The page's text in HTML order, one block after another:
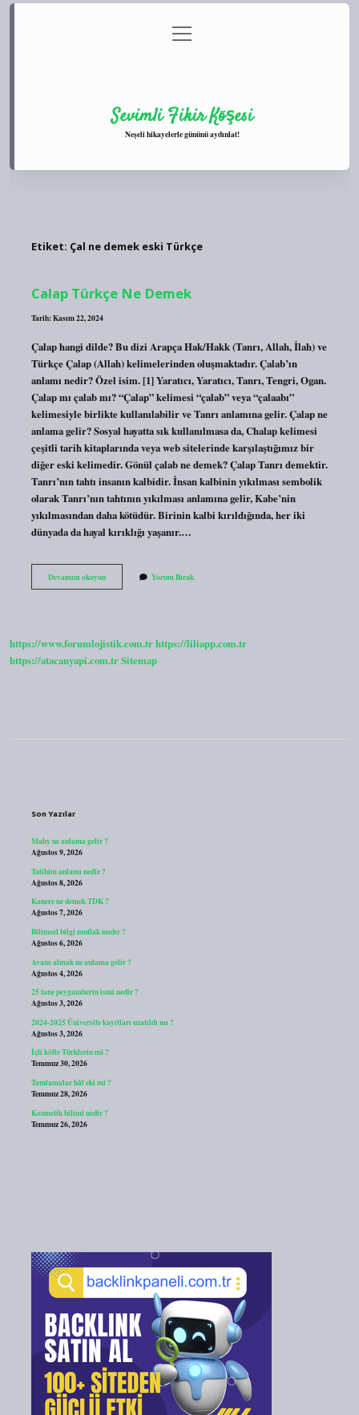
Gizlilik Politikası
menüyü
aç
Sevimli Fikir Köşesi
Neşeli hikayelerle gününü aydınlat!
Etiket: Çal ne demek eski Türkçe
Calap Türkçe Ne Demek
Tarih: Kasım 22, 2024
Çalap hangi dilde? Bu dizi Arapça Hak/Hakk (Tanrı, Allah, İlah) ve
Türkçe Çalap (Allah) kelimelerinden oluşmaktadır. Çalab’ın
anlamı nedir? Özel isim. [1] Yaratıcı, Yaratıcı, Tanrı, Tengri, Ogan.
Çalap mı çalab mı? “Çalap” kelimesi “çalab” veya “çalaabı”
kelimesiyle birlikte kullanılabilir ve Tanrı anlamına gelir. Çalap ne
anlama gelir? Sosyal hayatta sık kullanılmasa da, Chalap kelimesi
çeşitli tarih kitaplarında veya web sitelerinde karşılaştığımız bir
diğer eski kelimedir. Gönül çalab ne demek? Çalap Tanrı demektir.
Tanrı’nın tahtı insanın kalbidir. İnsan kalbinin yıkılması sembolik
olarak Tanrı’nın tahtının yıkılması anlamına gelir, Kabe’nin
yıkılmasından daha kötüdür. Birinin kalbi kırıldığında, her iki
dünyada da hayal kırıklığı yaşanır.…
Devamını okuyunCalap
Türkçe
Yorum Bırak
https://www.forumlojistik.com.trhttps://liliapp.com.tr
https://atacanyapi.com.trSitemap
Son Yazılar
Mahy ne anlama gelir ?
Ağustos 9, 2026
Talihim anlamı nedir ?
Ağustos 8, 2026
Kanere ne demek TDK ?
Ağustos 7, 2026
Bilimsel bilgi mutlak mıdır ?
Ağustos 6, 2026
Avans almak ne anlama gelir ?
Ağustos 4, 2026
25 tane peygamberin ismi nedir ?
Ağustos 3, 2026
2024-2025 Üniversite kayıtları uzatıldı mı ?
Ağustos 3, 2026
İçli köfte Türklerin mi ?
Temmuz 30, 2026
Tamlamalar hâl eki mi ?
Temmuz 28, 2026
Kozmetik bilimi nedir ?
Temmuz 26, 2026